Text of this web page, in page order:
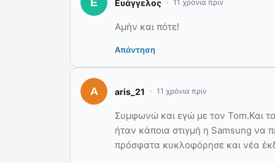
Ευάγγελος 11 χρόνια πριν
Αμήν και πότε!
Απάντηση
aris_21 11 χρόνια πριν
Συμφωνώ και εγώ με τον Tom.Και
ήταν κάποια στιγμή η Samsung να
πρόσφατα κυκλοφόρησε και νέα